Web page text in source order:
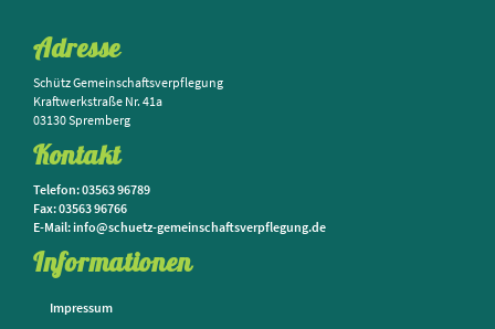
Adresse
Schütz Gemeinschaftsverpflegung
Kraftwerkstraße Nr. 41a
03130 Spremberg
Kontakt
Telefon: 03563 96789
Fax: 03563 96766
E-Mail: info@schuetz-gemeinschaftsverpflegung.de
Informationen
Impressum